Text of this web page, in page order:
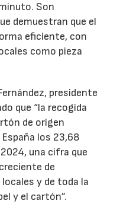
Son
demuestran que el
eficiente, con
como pieza
presidente
que “la recogida
de origen
los 23,68
una cifra que
de
y de toda la
y el cartón”.